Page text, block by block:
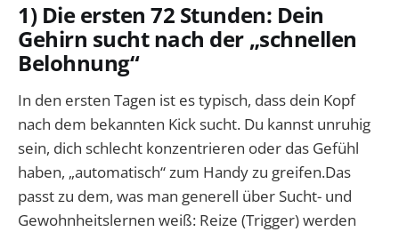
1) Die ersten 72 Stunden: Dein
Gehirn sucht nach der „schnellen
Belohnung“
In den ersten Tagen ist es typisch, dass dein Kopf
nach dem bekannten Kick sucht. Du kannst unruhig
sein, dich schlecht konzentrieren oder das Gefühl
haben, „automatisch“ zum Handy zu greifen.Das
passt zu dem, was man generell über Sucht- und
Gewohnheitslernen weiß: Reize (Trigger) werden